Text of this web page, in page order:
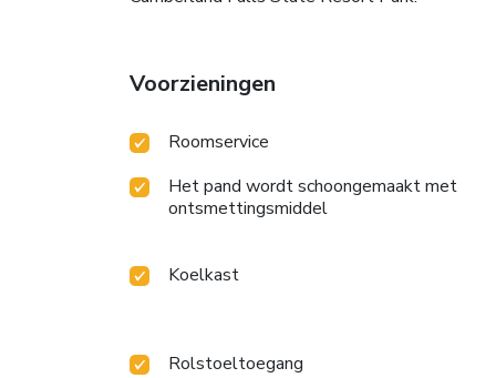
Voorzieningen
Roomservice
Het pand wordt schoongemaakt met
ontsmettingsmiddel
Koelkast
Rolstoeltoegang